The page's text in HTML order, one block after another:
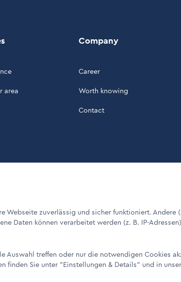
area
Company
Career
Worth knowing
Contact
Webseite zuverlässig und sicher funktioniert. Andere (
Daten können verarbeitet werden (z. B. IP-
Auswahl treffen oder nur die notwendigen Cookies
finden Sie unter "Einstellungen & Details" und in